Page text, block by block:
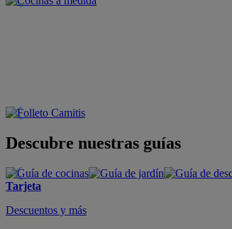
Descubre nuestras guías
Tarjeta
Descuentos y más